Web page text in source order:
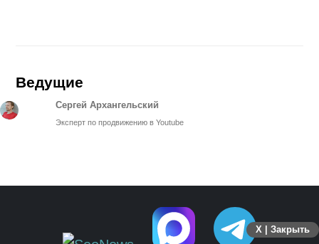
Ведущие
Сергей Архангельский
Эксперт по продвижению в Youtube
X | Закрыть